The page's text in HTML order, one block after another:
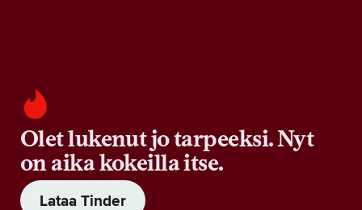
Olet lukenut jo tarpeeksi. Nyt
on aika kokeilla itse.
Lataa Tinder